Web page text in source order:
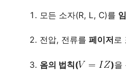
모든 소자(R, L, C)를
전압, 전류를 페이저 로
옴의 법칙( )을